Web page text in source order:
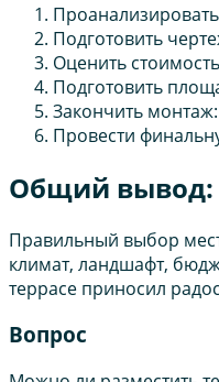
Подготовить
Оценить
Подготовить
Закончить
Провести
Общий вывод:
Правильный выбор
климат, ландшафт,
террасе приносил
Вопрос